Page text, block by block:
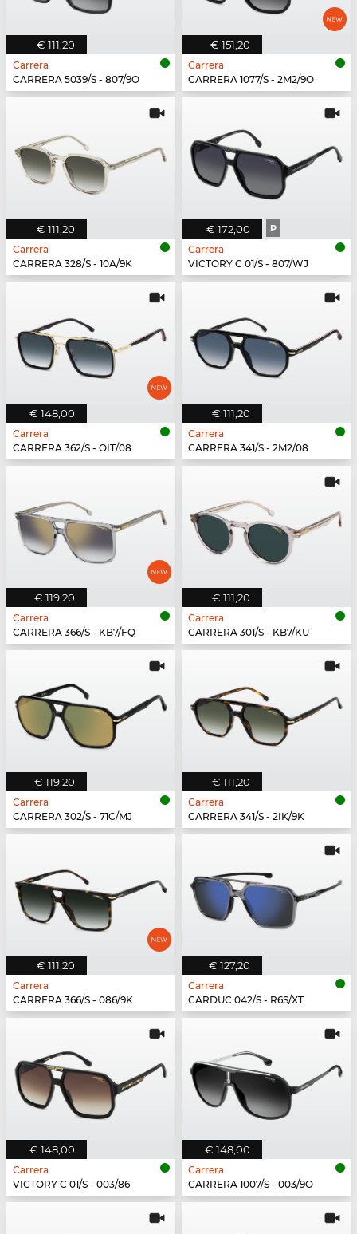
€ 111,20
Carrera
CARRERA 5039/S - 807/9O
€ 151,20
Carrera
CARRERA 1077/S - 2M2/9O
€ 111,20
Carrera
CARRERA 328/S - 10A/9K
€ 172,00 P
Carrera
VICTORY C 01/S - 807/WJ
€ 148,00
Carrera
CARRERA 362/S - OIT/08
€ 111,20
Carrera
CARRERA 341/S - 2M2/08
€ 119,20
Carrera
CARRERA 366/S - KB7/FQ
€ 111,20
Carrera
CARRERA 301/S - KB7/KU
€ 119,20
Carrera
CARRERA 302/S - 71C/MJ
€ 111,20
Carrera
CARRERA 341/S - 2IK/9K
€ 111,20
Carrera
CARRERA 366/S - 086/9K
€ 127,20
Carrera
CARDUC 042/S - R6S/XT
€ 148,00
Carrera
VICTORY C 01/S - 003/86
€ 148,00
Carrera
CARRERA 1007/S - 003/9O